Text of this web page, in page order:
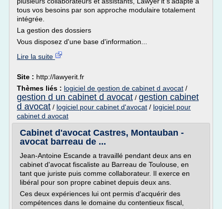
tous vos besoins par son approche modulaire totalement
intégrée.
La gestion des dossiers
Vous disposez d'une base d'information...
Lire la suite
Site : http://lawyerit.fr
Thèmes liés : logiciel de gestion de cabinet d avocat /
gestion d un cabinet d avocat / gestion cabinet
d avocat / logiciel pour cabinet d'avocat / logiciel pour
cabinet d avocat
Cabinet d'avocat Castres, Montauban -
avocat barreau de ...
Jean-Antoine Escande a travaillé pendant deux ans en
cabinet d'avocat fiscaliste au Barreau de Toulouse, en
tant que juriste puis comme collaborateur. Il exerce en
libéral pour son propre cabinet depuis deux ans.
Ces deux expériences lui ont permis d'acquérir des
compétences dans le domaine du contentieux fiscal,